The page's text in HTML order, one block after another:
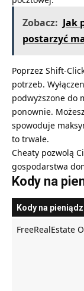
Zobacz: Jak
postarzyć
Poprzez Shift-
potrzeb.
podwyższone do
ponownie.
spowoduje
to trwale.
Cheaty pozwolą
gospodarstwa
Kody na
Kody na
FreeRealEstate